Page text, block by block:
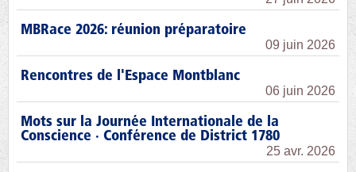
MBRace 2026: réunion préparatoire
09 juin 2026
Rencontres de l'Espace Montblanc
06 juin 2026
Mots sur la Journée Internationale de la
Conscience · Conférence de District 1780
25 avr. 2026